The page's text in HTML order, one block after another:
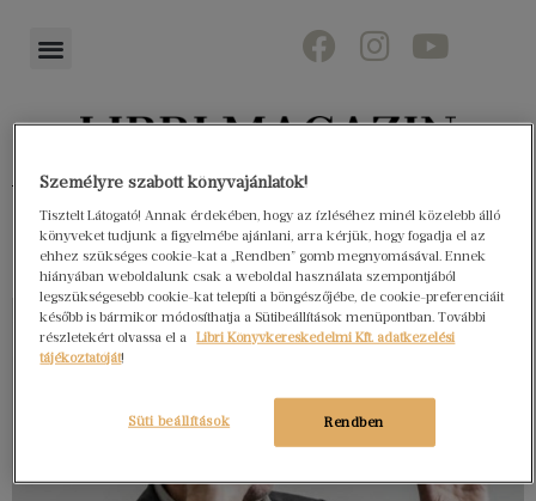
Könyvektől az olvasókig
Személyre szabott könyvajánlatok!
Tisztelt Látogató! Annak érdekében, hogy az ízléséhez minél közelebb álló
könyveket tudjunk a figyelmébe ajánlani, arra kérjük, hogy fogadja el az
ehhez szükséges cookie-kat a „Rendben” gomb megnyomásával. Ennek
hiányában weboldalunk csak a weboldal használata szempontjából
legszükségesebb cookie-kat telepíti a böngészőjébe, de cookie-preferenciáit
később is bármikor módosíthatja a Sütibeállítások menüpontban. További
részletekért olvassa el a
Libri Könyvkereskedelmi Kft. adatkezelési
tájékoztatóját!
Rendben
Süti beállítások